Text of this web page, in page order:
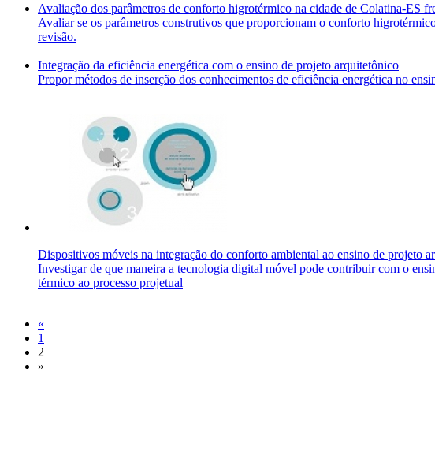
Avaliação dos parâmetros de conforto higrotérmico na cidade de Colatina-ES
Avaliar se os parâmetros construtivos que proporcionam o conforto
revisão.
Integração da eficiência energética com o ensino de projeto arquitetônico
Propor métodos de inserção dos conhecimentos de eficiência energética no
Dispositivos móveis na integração do conforto ambiental ao ensino de projeto
Investigar de que maneira a tecnologia digital móvel pode contribuir com o
térmico ao processo projetual
«
1
2
»